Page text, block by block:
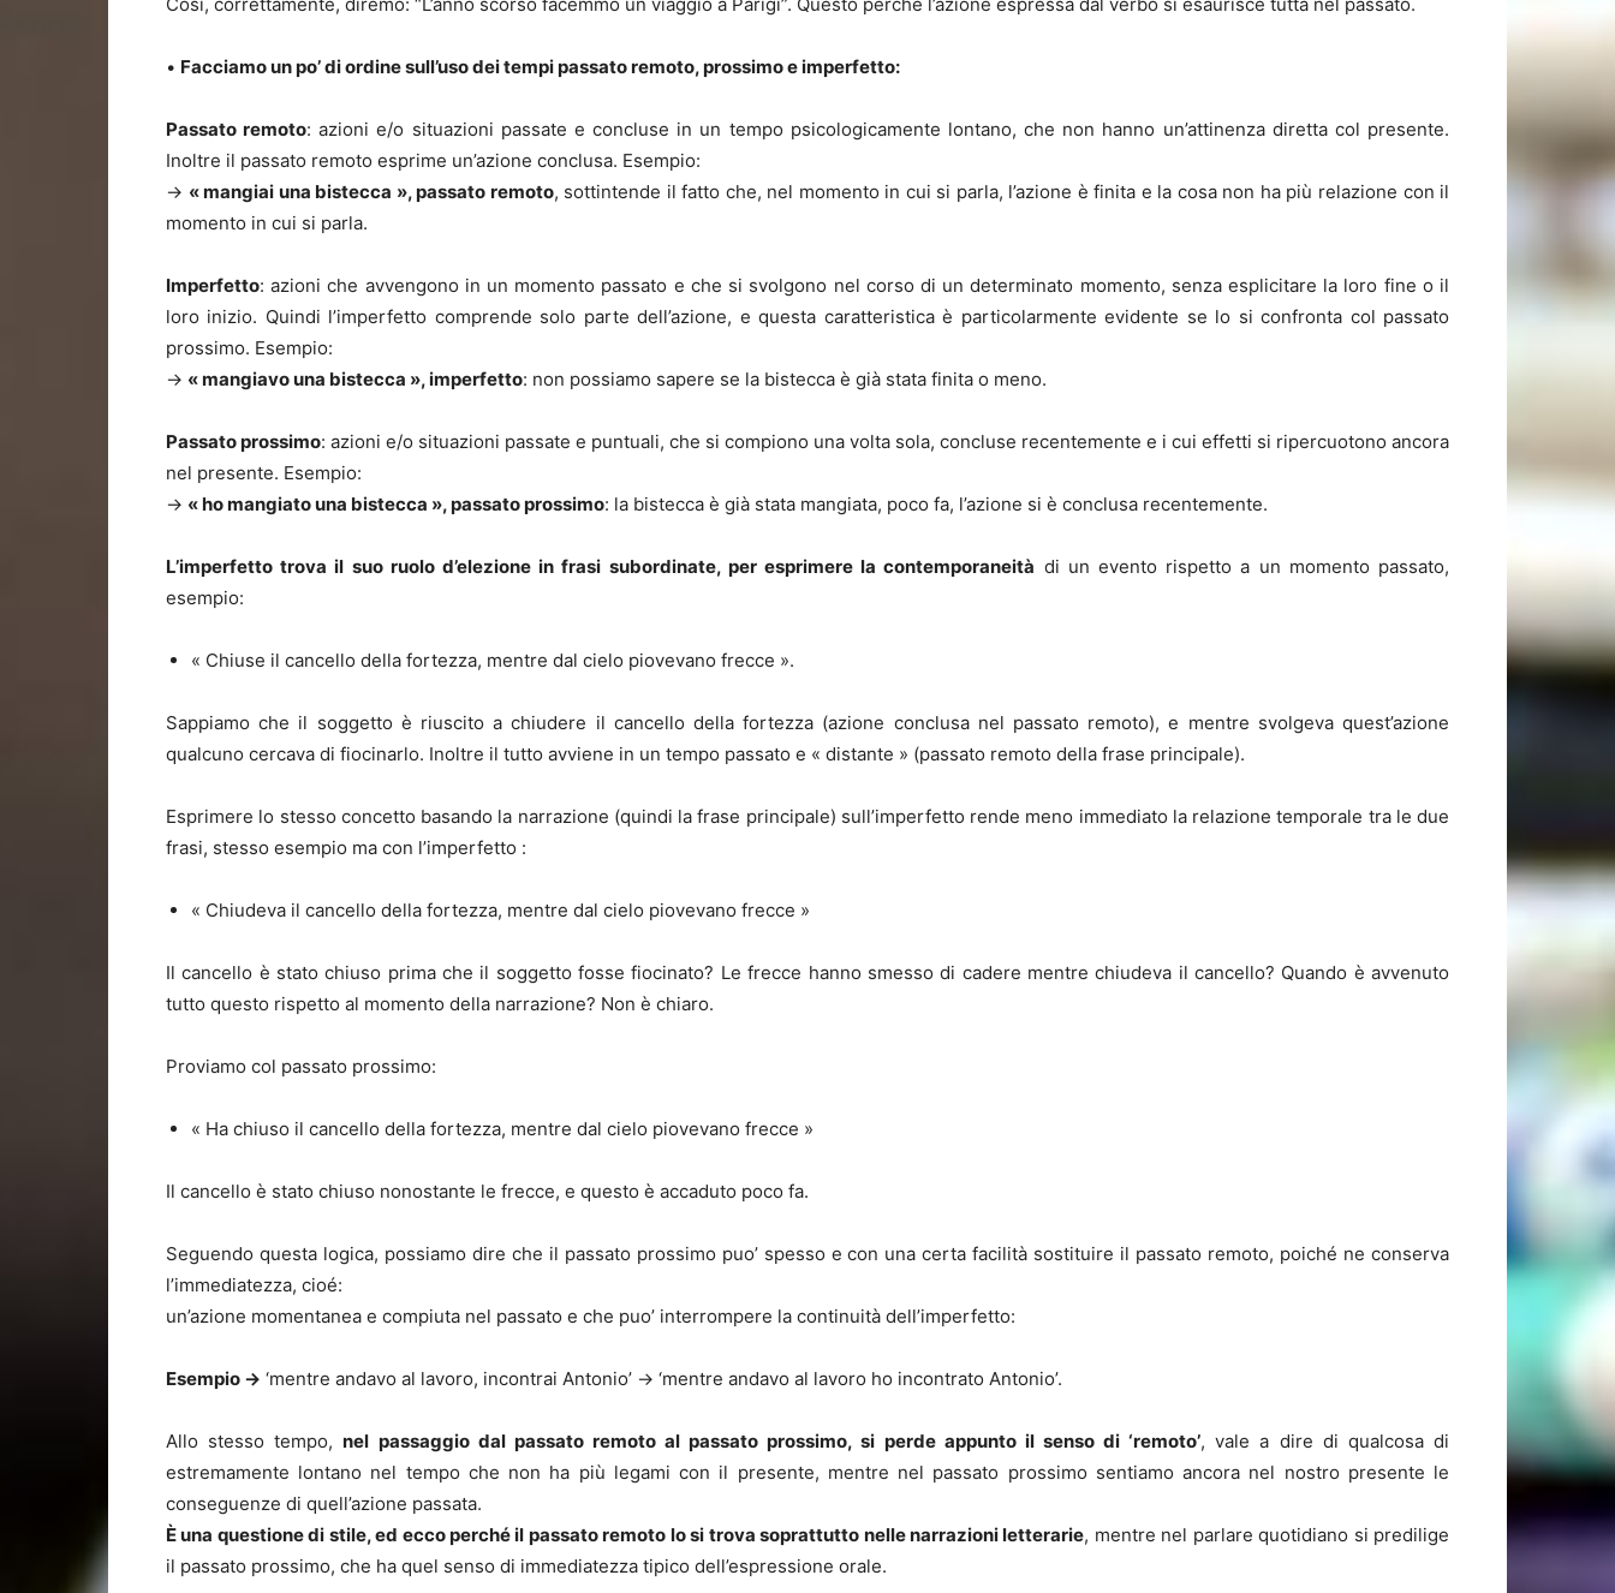
• Facciamo un po’ di ordine sull’uso dei tempi passato remoto, prossimo e imperfetto:
Passato remoto: azioni e/o situazioni passate e concluse in un tempo psicologicamente lontano, che non hanno un’attinenza diretta col presente.
Inoltre il passato remoto esprime un’azione conclusa. Esempio:
→ « mangiai una bistecca », passato remoto, sottintende il fatto che, nel momento in cui si parla, l’azione è finita e la cosa non ha più relazione con il
momento in cui si parla.
Imperfetto: azioni che avvengono in un momento passato e che si svolgono nel corso di un determinato momento, senza esplicitare la loro fine o il
loro inizio. Quindi l’imperfetto comprende solo parte dell’azione, e questa caratteristica è particolarmente evidente se lo si confronta col passato
prossimo. Esempio:
→ « mangiavo una bistecca », imperfetto: non possiamo sapere se la bistecca è già stata finita o meno.
Passato prossimo: azioni e/o situazioni passate e puntuali, che si compiono una volta sola, concluse recentemente e i cui effetti si ripercuotono ancora
nel presente. Esempio:
→ « ho mangiato una bistecca », passato prossimo: la bistecca è già stata mangiata, poco fa, l’azione si è conclusa recentemente.
L’imperfetto trova il suo ruolo d’elezione in frasi subordinate, per esprimere la contemporaneità di un evento rispetto a un momento passato,
esempio:
« Chiuse il cancello della fortezza, mentre dal cielo piovevano frecce ».
Sappiamo che il soggetto è riuscito a chiudere il cancello della fortezza (azione conclusa nel passato remoto), e mentre svolgeva quest’azione
qualcuno cercava di fiocinarlo. Inoltre il tutto avviene in un tempo passato e « distante » (passato remoto della frase principale).
Esprimere lo stesso concetto basando la narrazione (quindi la frase principale) sull’imperfetto rende meno immediato la relazione temporale tra le due
frasi, stesso esempio ma con l’imperfetto :
« Chiudeva il cancello della fortezza, mentre dal cielo piovevano frecce »
Il cancello è stato chiuso prima che il soggetto fosse fiocinato? Le frecce hanno smesso di cadere mentre chiudeva il cancello? Quando è avvenuto
tutto questo rispetto al momento della narrazione? Non è chiaro.
Proviamo col passato prossimo:
« Ha chiuso il cancello della fortezza, mentre dal cielo piovevano frecce »
Il cancello è stato chiuso nonostante le frecce, e questo è accaduto poco fa.
Seguendo questa logica, possiamo dire che il passato prossimo puo’ spesso e con una certa facilità sostituire il passato remoto, poiché ne conserva
l’immediatezza, cioé:
un’azione momentanea e compiuta nel passato e che puo’ interrompere la continuità dell’imperfetto:
Esempio -> ‘mentre andavo al lavoro, incontrai Antonio’ -> ‘mentre andavo al lavoro ho incontrato Antonio’.
Allo stesso tempo,nel passaggio dal passato remoto al passato prossimo, si perde appunto il senso di ‘remoto’, vale a dire di qualcosa di
estremamente lontano nel tempo che non ha più legami con il presente, mentre nel passato prossimo sentiamo ancora nel nostro presente le
conseguenze di quell’azione passata.
È una questione di stile, ed ecco perché il passato remoto lo si trova soprattutto nelle narrazioni letterarie, mentre nel parlare quotidiano si predilige
il passato prossimo, che ha quel senso di immediatezza tipico dell’espressione orale.